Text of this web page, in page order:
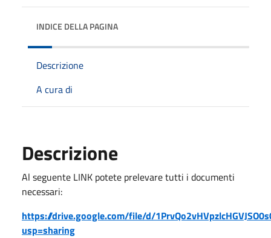
INDICE DELLA PAGINA
Descrizione
A cura di
Descrizione
Al seguente LINK potete prelevare tutti i documenti
necessari:
https://drive.google.com/file/d/
usp=sharing